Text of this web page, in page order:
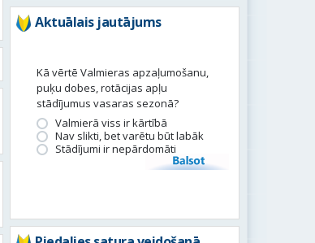
Aktuālais jautājums
Kā vērtē Valmieras apzaļumošanu,
puķu dobes, rotācijas apļu
stādījumus vasaras sezonā?
Valmierā viss ir kārtībā
Nav slikti, bet varētu būt labāk
Stādījumi ir nepārdomāti
Balsot